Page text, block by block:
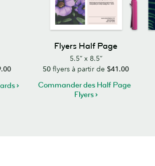
Flyers Half Page
5.5” x 8.5”
50 flyers à partir de $41.00
Commander des Half Page
Flyers